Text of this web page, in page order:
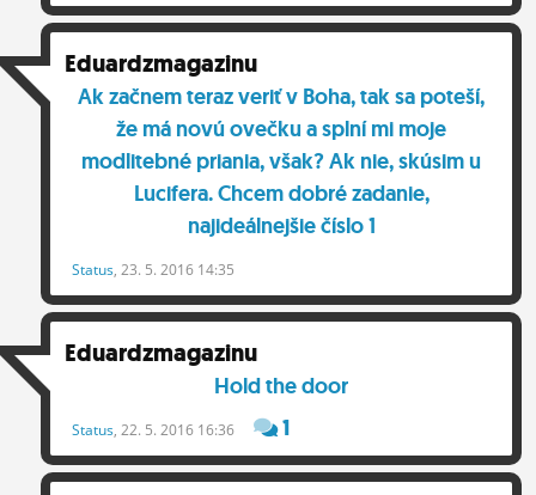
Eduardzmagazinu
Ak začnem teraz veriť v Boha, tak sa poteší,
že má novú ovečku a splní mi moje
modlitebné priania, však? Ak nie, skúsim u
Lucifera. Chcem dobré zadanie,
najideálnejšie číslo 1
Status, 23. 5. 2016 14:35
Eduardzmagazinu
Hold the door
Status, 22. 5. 2016 16:36 1